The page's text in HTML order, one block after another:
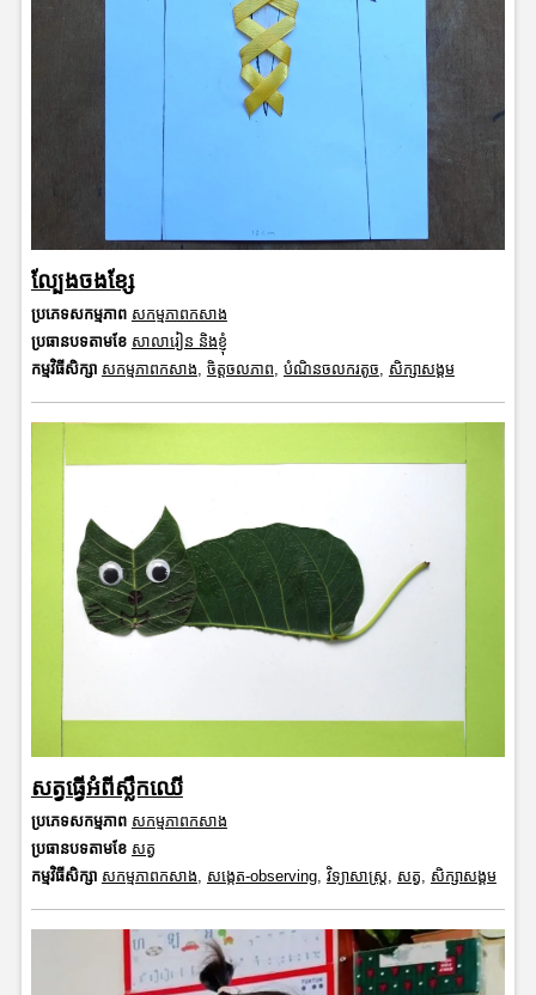
ល្បែងចងខ្សែ
ប្រភេទសកម្មភាព សកម្មភាពកសាង
ប្រធានបទតាមខែ សាលារៀន និងខ្ញុំ
កម្មវិធីសិក្សា សកម្មភាពកសាង ចិត្តចលភាព បំណិនចលករតូច សិក្សាសង្គម
សត្វធ្វើអំពីស្លឹកឈើ
ប្រភេទសកម្មភាព សកម្មភាពកសាង
ប្រធានបទតាមខែ សត្វ
កម្មវិធីសិក្សា សកម្មភាពកសាង សង្កេត-observing, វិទ្យាសាស្រ្ត សត្វ សិក្សាសង្គម